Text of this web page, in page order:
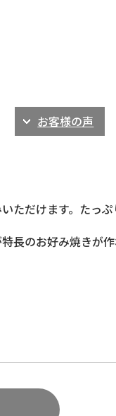
お客様の声
ただけます。たっ
長のお好み焼きが